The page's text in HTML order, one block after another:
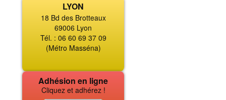
LYON
18 Bd des Brotteaux
69006 Lyon
Tél. : 06 60 69 37 09
(Métro Masséna)
Adhésion en ligne
Cliquez et adhérez !